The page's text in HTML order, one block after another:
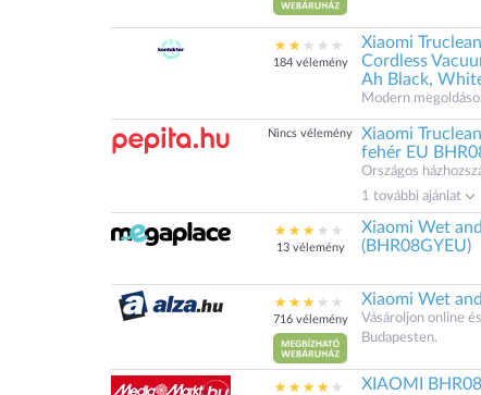
184 vélemény
Xiaomi
Cordless
Ah Black,
Modern
Nincs vélemény
Xiaomi
fehér EU
Országos
1 további ajánlat
13 vélemény
Xiaomi Wet
(BHR08GYEU)
716 vélemény
Xiaomi Wet
Vásároljon online
Budapesten.
XIAOMI